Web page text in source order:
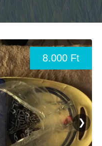
8.000 Ft
❯